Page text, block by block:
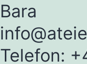
Bara
Telefon: